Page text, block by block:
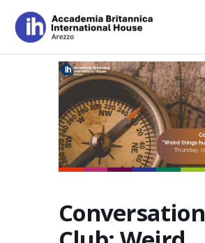
content
Conversation